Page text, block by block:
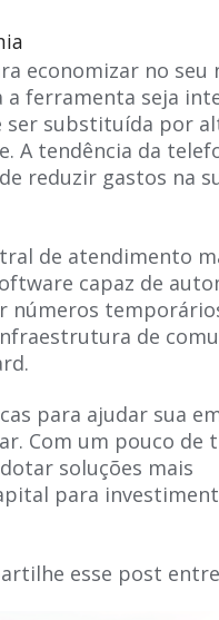
economizar no seu
a ferramenta seja
ser substituída por
A tendência da
reduzir gastos na
de atendimento
capaz de
números
de
para ajudar sua
Com um pouco de
soluções mais
para
esse post